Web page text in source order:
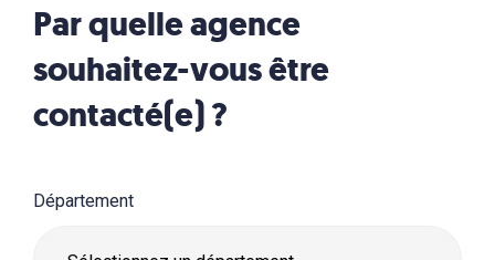
Par quelle agence
souhaitez-vous être
contacté(e) ?
Département